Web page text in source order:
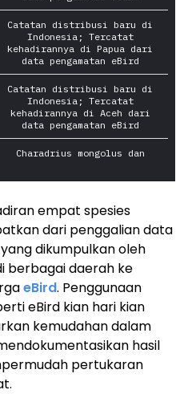
empat spesies
dari penggalian data
dikumpulkan oleh
berbagai daerah ke
eBird. Penggunaan
eBird kian hari kian
kemudahan dalam
hasil
pertukaran